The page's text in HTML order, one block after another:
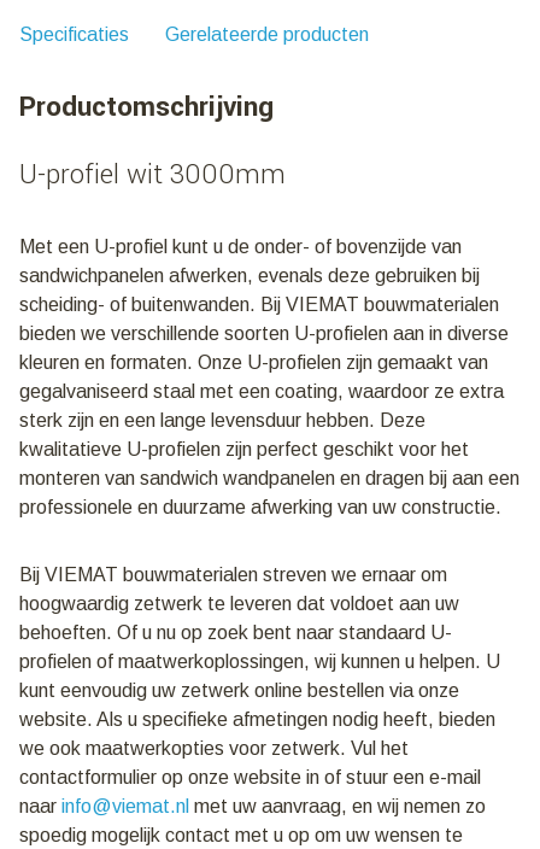
aantal
Specificaties Gerelateerde producten
Productomschrijving
U-profiel wit 3000mm
Met een U-profiel kunt u de onder- of bovenzijde van
sandwichpanelen afwerken, evenals deze gebruiken bij
scheiding- of buitenwanden. Bij VIEMAT bouwmaterialen
bieden we verschillende soorten U-profielen aan in diverse
kleuren en formaten. Onze U-profielen zijn gemaakt van
gegalvaniseerd staal met een coating, waardoor ze extra
sterk zijn en een lange levensduur hebben. Deze
kwalitatieve U-profielen zijn perfect geschikt voor het
monteren van sandwich wandpanelen en dragen bij aan een
professionele en duurzame afwerking van uw constructie.
Bij VIEMAT bouwmaterialen streven we ernaar om
hoogwaardig zetwerk te leveren dat voldoet aan uw
behoeften. Of u nu op zoek bent naar standaard U-
profielen of maatwerkoplossingen, wij kunnen u helpen. U
kunt eenvoudig uw zetwerk online bestellen via onze
website. Als u specifieke afmetingen nodig heeft, bieden
we ook maatwerkopties voor zetwerk. Vul het
contactformulier op onze website in of stuur een e-mail
naar info@viemat.nl met uw aanvraag, en wij nemen zo
spoedig mogelijk contact met u op om uw wensen te